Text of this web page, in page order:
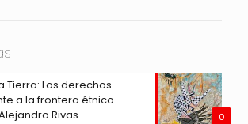
0
Tierra: Los derechos
a la frontera étnico-
Rivas